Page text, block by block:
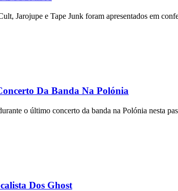
Jarojupe e Tape Junk foram apresentados em
Da Banda Na Polónia
o último concerto da banda na Polónia nesta
Dos Ghost